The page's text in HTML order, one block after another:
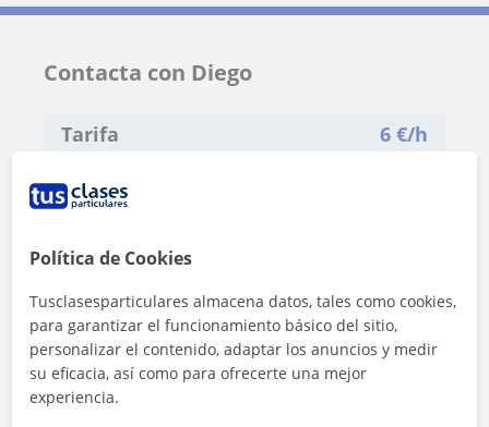
Contacta con Diego
Tarifa 6 €/h
1ª clase gratis
Política de Cookies
Tusclasesparticulares almacena datos, tales como cookies,
para garantizar el funcionamiento básico del sitio,
personalizar el contenido, adaptar los anuncios y medir
su eficacia, así como para ofrecerte una mejor
experiencia.